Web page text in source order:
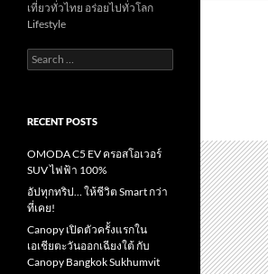
เที่ยวทั่วไทย อร่อยไปทั่วโลก
Lifestyle
Search
for:
RECENT POSTS
OMODA C5 EV ครอสโอเวอร์
SUV ไฟฟ้า 100%
อัปทุกทริป… ให้ชีวิต Smart กว่า
ที่เคย!
Canopy เปิดตัวครั้งแรกใน
เอเชียตะวันออกเฉียงใต้ กับ
Canopy Bangkok Sukhumvit